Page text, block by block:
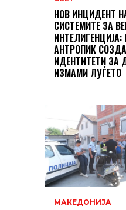
НОВ ИНЦИДЕНТ
СИСТЕМИТЕ ЗА
АНТРОПИК
ИДЕНТИТЕТИ ЗА
ИЗМАМИ ЛУЃЕТО
МАКЕДОНИЈА